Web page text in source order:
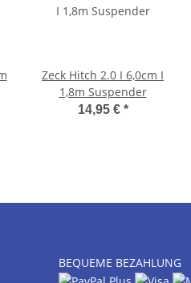
Zeck Hitch 2.0 I 6,0cm I
1,8m Suspender
14,95 € *
BEQUEME BEZAHLUNG